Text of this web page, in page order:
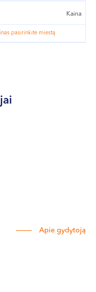
Kaina
pasirinkite miestą
Apie gydytoją